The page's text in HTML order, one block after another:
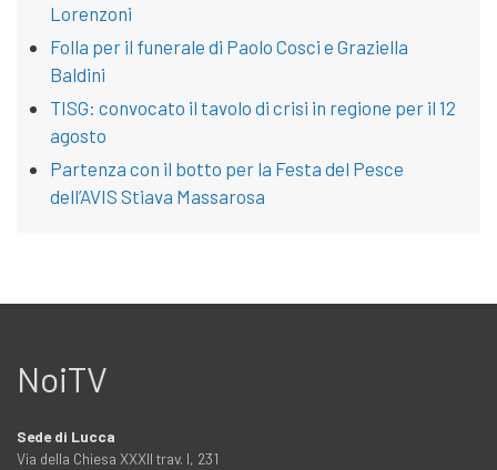
Lorenzoni
Folla per il funerale di Paolo Cosci e Graziella
Baldini
TISG: convocato il tavolo di crisi in regione per il 12
agosto
Partenza con il botto per la Festa del Pesce
dell’AVIS Stiava Massarosa
NoiTV
Sede di Lucca
Via della Chiesa XXXII trav. I, 231